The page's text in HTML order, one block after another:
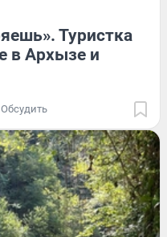
Туристка
в Архызе и
Обсудить